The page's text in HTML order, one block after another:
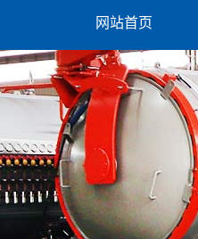
网站首页